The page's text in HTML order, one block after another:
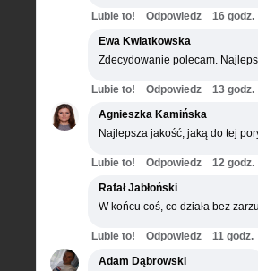
Lubie to! Odpowiedz
16 godz.
Ewa Kwiatkowska
Zdecydowanie polecam.
Lubie to! Odpowiedz
13 godz.
Agnieszka Kamińska
Najlepsza jakość, jaką do tej
Lubie to! Odpowiedz
12 godz.
Rafał Jabłoński
W końcu coś, co działa bez
Lubie to! Odpowiedz
11 godz.
Adam Dąbrowski